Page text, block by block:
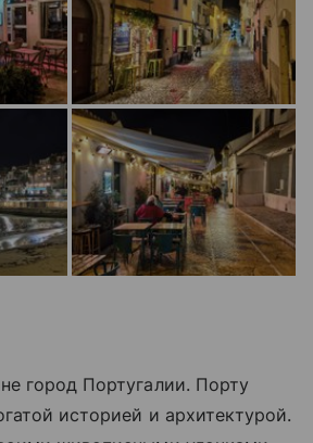
город Португалии. Порту
историей и архитектурой.